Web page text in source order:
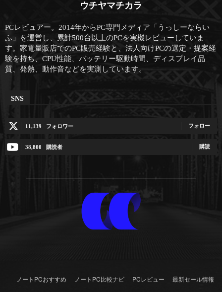
ウチヤマチカラ
PCレビュアー。2014年からPC専門メディア「うっしーならい
ふ」を運営し、累計500台以上のPCを実機レビューしていま
す。家電量販店でのPC販売経験と、法人向けPCの選定・提案経
験を持ち、CPU性能、バッテリー駆動時間、ディスプレイ品
質、発熱、動作音などを実測しています。
SNS
11,139 フォロワー フォロー
38,800 購読者 購読
ノートPCおすすめ ノートPC比較ナビ PCレビュー 最新セール情報